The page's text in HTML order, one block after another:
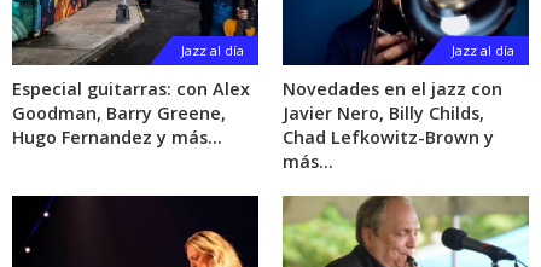
Jazz al día
Especial guitarras: con Alex
Goodman, Barry Greene,
Hugo Fernandez y más…
Jazz al día
Novedades en el jazz con
Javier Nero, Billy Childs,
Chad Lefkowitz-Brown y
más…